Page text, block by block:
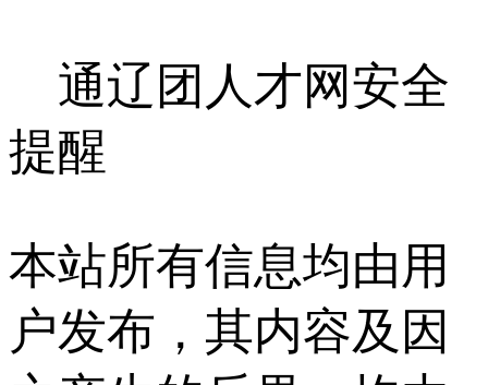
通辽团人才网安全
提醒
本站所有信息均由用
户发布，其内容及因